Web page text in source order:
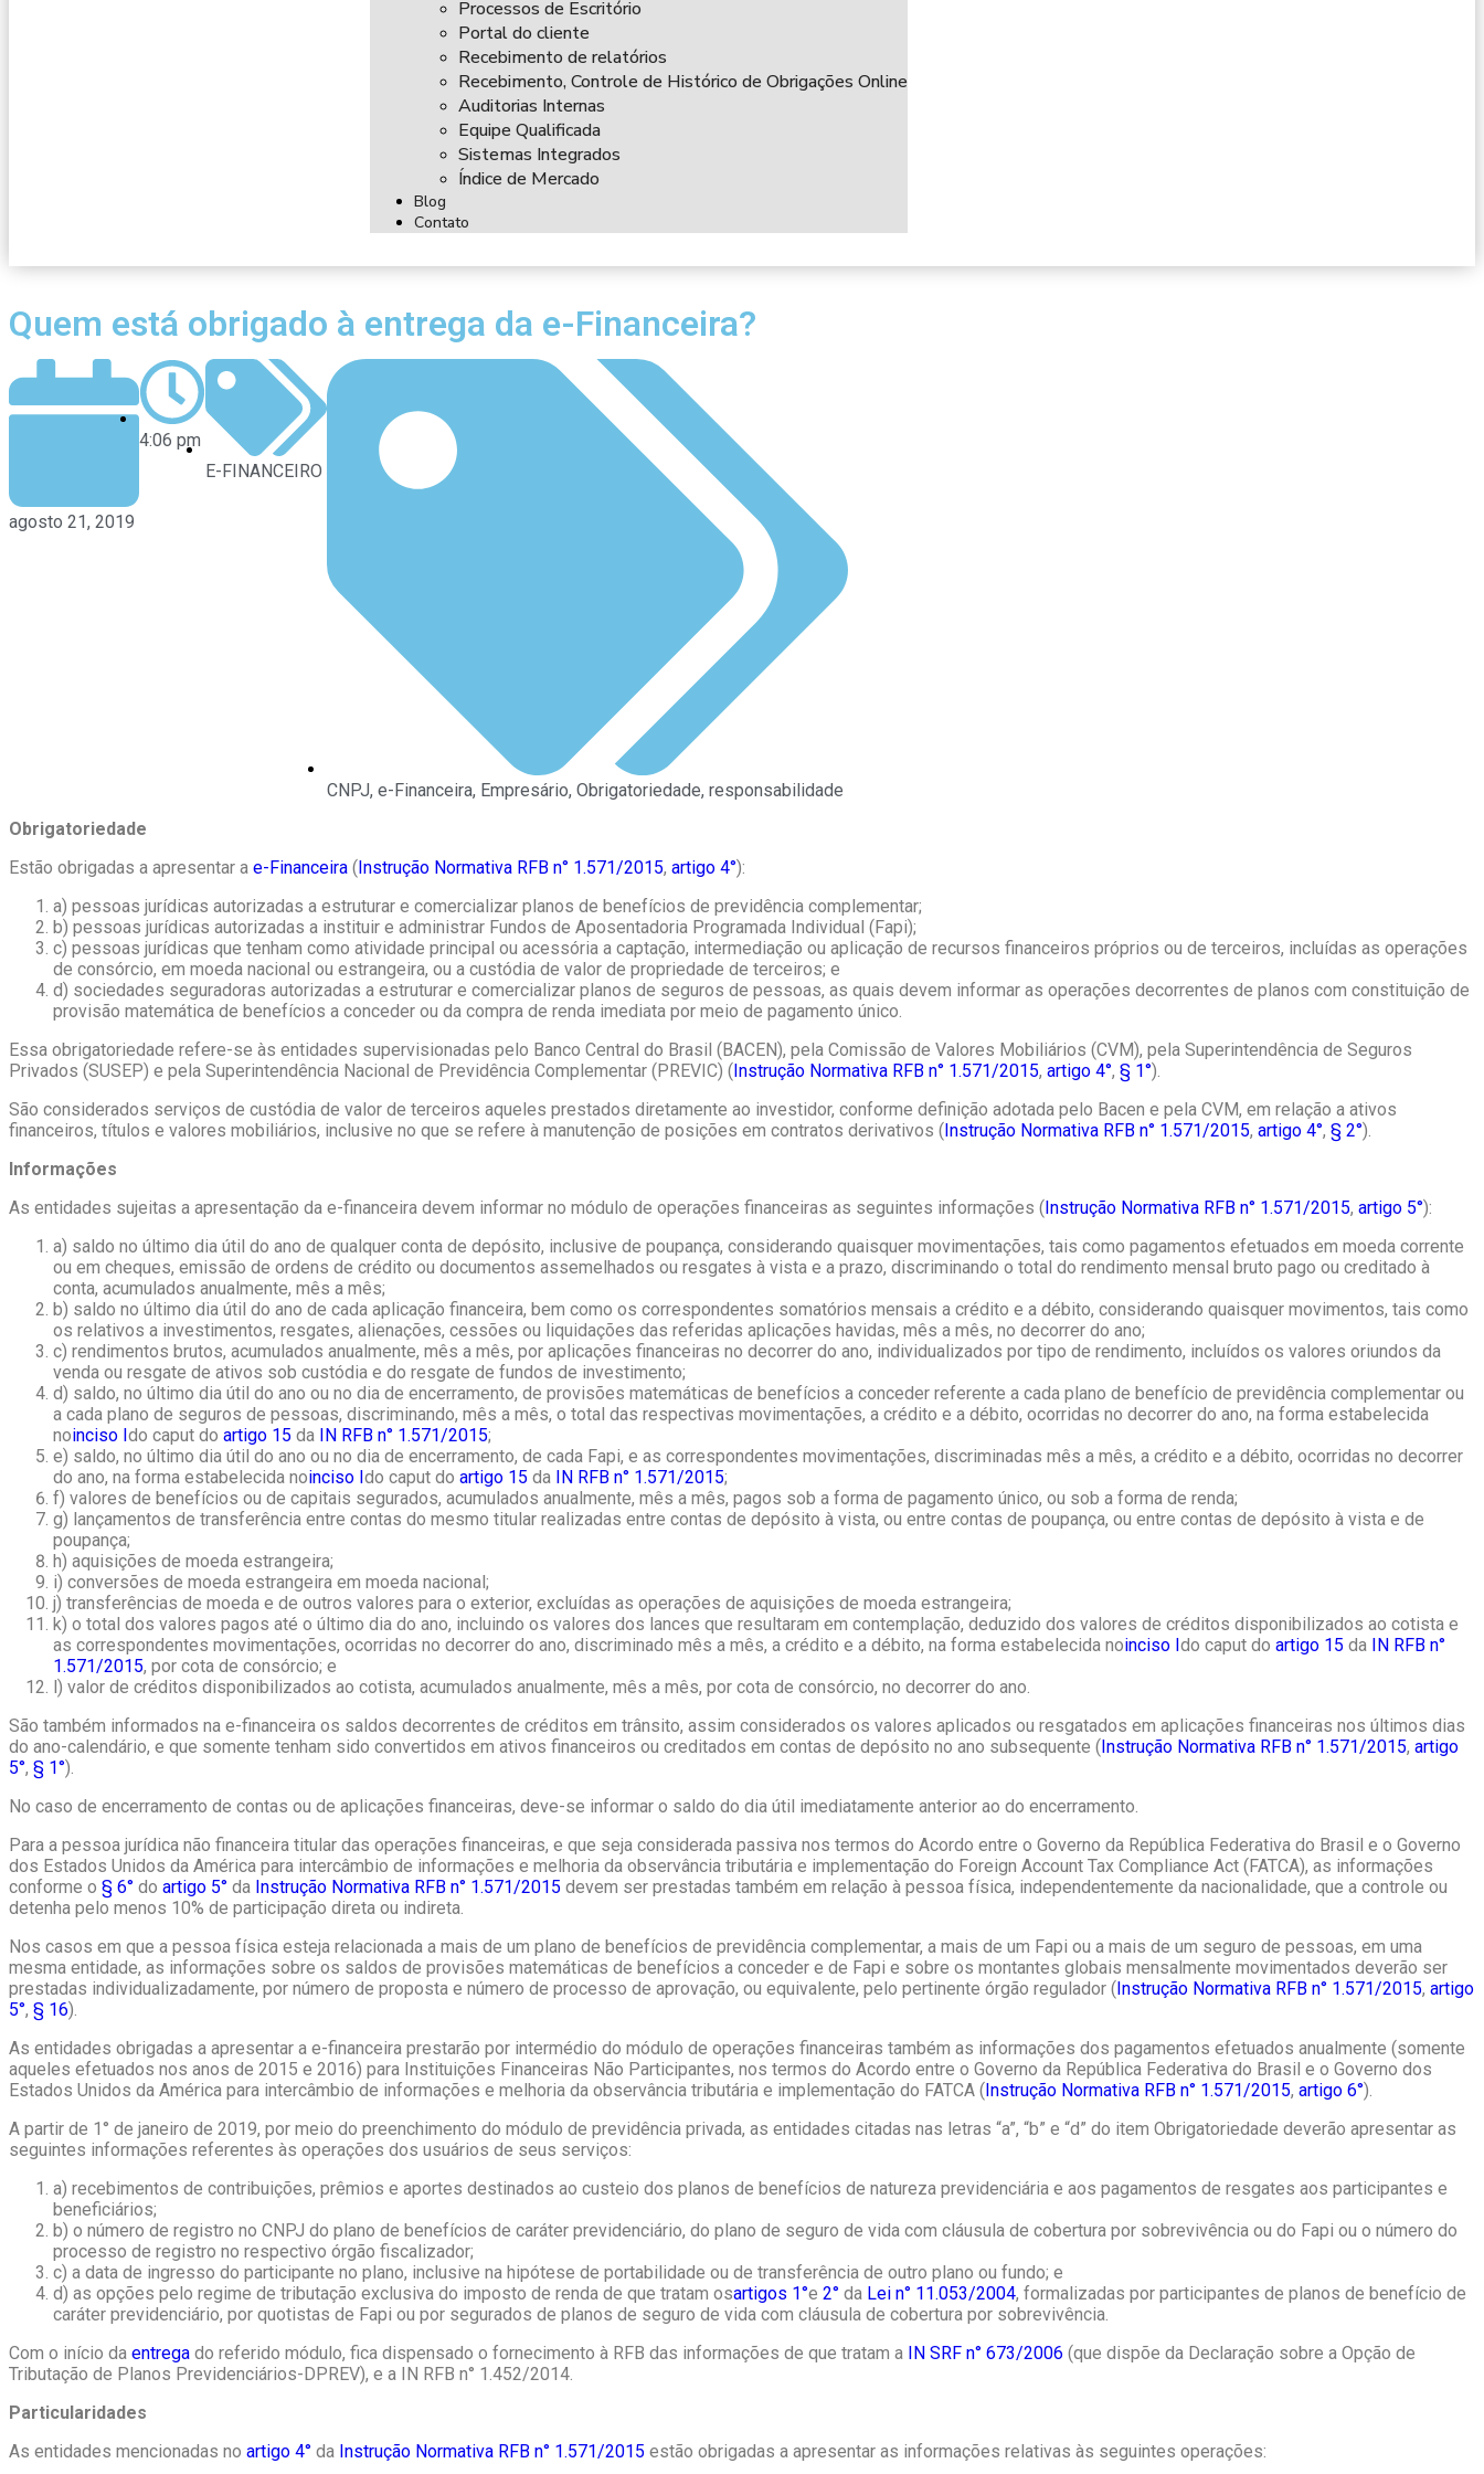
Processos de Escritório
Portal do cliente
Recebimento de relatórios
Recebimento, Controle de Histórico de Obrigações Online
Auditorias Internas
Equipe Qualificada
Sistemas Integrados
Índice de Mercado
Blog
Contato
Quem está obrigado à entrega da e-Financeira?
agosto 21, 2019
4:06 pm
E-FINANCEIRO
CNPJ, e-Financeira, Empresário, Obrigatoriedade, responsabilidade
Obrigatoriedade
Estão obrigadas a apresentar a e-Financeira (Instrução Normativa RFB n° 1.571/2015, artigo 4°):
a) pessoas jurídicas autorizadas a estruturar e comercializar planos de benefícios de previdência complementar;
b) pessoas jurídicas autorizadas a instituir e administrar Fundos de Aposentadoria Programada Individual (Fapi);
c) pessoas jurídicas que tenham como atividade principal ou acessória a captação, intermediação ou aplicação de recursos financeiros próprios ou de terceiros, incluídas as operações
de consórcio, em moeda nacional ou estrangeira, ou a custódia de valor de propriedade de terceiros; e
d) sociedades seguradoras autorizadas a estruturar e comercializar planos de seguros de pessoas, as quais devem informar as operações decorrentes de planos com constituição de
provisão matemática de benefícios a conceder ou da compra de renda imediata por meio de pagamento único.
Essa obrigatoriedade refere-se às entidades supervisionadas pelo Banco Central do Brasil (BACEN), pela Comissão de Valores Mobiliários (CVM), pela Superintendência de Seguros
Privados (SUSEP) e pela Superintendência Nacional de Previdência Complementar (PREVIC) (Instrução Normativa RFB n° 1.571/2015, artigo 4°, § 1°).
São considerados serviços de custódia de valor de terceiros aqueles prestados diretamente ao investidor, conforme definição adotada pelo Bacen e pela CVM, em relação a ativos
financeiros, títulos e valores mobiliários, inclusive no que se refere à manutenção de posições em contratos derivativos (Instrução Normativa RFB n° 1.571/2015, artigo 4°, § 2°).
Informações
As entidades sujeitas a apresentação da e-financeira devem informar no módulo de operações financeiras as seguintes informações (Instrução Normativa RFB n° 1.571/2015, artigo 5°):
a) saldo no último dia útil do ano de qualquer conta de depósito, inclusive de poupança, considerando quaisquer movimentações, tais como pagamentos efetuados em moeda corrente
ou em cheques, emissão de ordens de crédito ou documentos assemelhados ou resgates à vista e a prazo, discriminando o total do rendimento mensal bruto pago ou creditado à
conta, acumulados anualmente, mês a mês;
b) saldo no último dia útil do ano de cada aplicação financeira, bem como os correspondentes somatórios mensais a crédito e a débito, considerando quaisquer movimentos, tais como
os relativos a investimentos, resgates, alienações, cessões ou liquidações das referidas aplicações havidas, mês a mês, no decorrer do ano;
c) rendimentos brutos, acumulados anualmente, mês a mês, por aplicações financeiras no decorrer do ano, individualizados por tipo de rendimento, incluídos os valores oriundos da
venda ou resgate de ativos sob custódia e do resgate de fundos de investimento;
d) saldo, no último dia útil do ano ou no dia de encerramento, de provisões matemáticas de benefícios a conceder referente a cada plano de benefício de previdência complementar ou
a cada plano de seguros de pessoas, discriminando, mês a mês, o total das respectivas movimentações, a crédito e a débito, ocorridas no decorrer do ano, na forma estabelecida
noinciso Ido caput do artigo 15 da IN RFB n° 1.571/2015;
e) saldo, no último dia útil do ano ou no dia de encerramento, de cada Fapi, e as correspondentes movimentações, discriminadas mês a mês, a crédito e a débito, ocorridas no decorrer
do ano, na forma estabelecida noinciso Ido caput do artigo 15 da IN RFB n° 1.571/2015;
f) valores de benefícios ou de capitais segurados, acumulados anualmente, mês a mês, pagos sob a forma de pagamento único, ou sob a forma de renda;
g) lançamentos de transferência entre contas do mesmo titular realizadas entre contas de depósito à vista, ou entre contas de poupança, ou entre contas de depósito à vista e de
poupança;
h) aquisições de moeda estrangeira;
i) conversões de moeda estrangeira em moeda nacional;
j) transferências de moeda e de outros valores para o exterior, excluídas as operações de aquisições de moeda estrangeira;
k) o total dos valores pagos até o último dia do ano, incluindo os valores dos lances que resultaram em contemplação, deduzido dos valores de créditos disponibilizados ao cotista e
as correspondentes movimentações, ocorridas no decorrer do ano, discriminado mês a mês, a crédito e a débito, na forma estabelecida noinciso Ido caput do artigo 15 da IN RFB n°
1.571/2015, por cota de consórcio; e
l) valor de créditos disponibilizados ao cotista, acumulados anualmente, mês a mês, por cota de consórcio, no decorrer do ano.
São também informados na e-financeira os saldos decorrentes de créditos em trânsito, assim considerados os valores aplicados ou resgatados em aplicações financeiras nos últimos dias
do ano-calendário, e que somente tenham sido convertidos em ativos financeiros ou creditados em contas de depósito no ano subsequente (Instrução Normativa RFB n° 1.571/2015, artigo
5°, § 1°).
No caso de encerramento de contas ou de aplicações financeiras, deve-se informar o saldo do dia útil imediatamente anterior ao do encerramento.
Para a pessoa jurídica não financeira titular das operações financeiras, e que seja considerada passiva nos termos do Acordo entre o Governo da República Federativa do Brasil e o Governo
dos Estados Unidos da América para intercâmbio de informações e melhoria da observância tributária e implementação do Foreign Account Tax Compliance Act (FATCA), as informações
conforme o § 6° do artigo 5° da Instrução Normativa RFB n° 1.571/2015 devem ser prestadas também em relação à pessoa física, independentemente da nacionalidade, que a controle ou
detenha pelo menos 10% de participação direta ou indireta.
Nos casos em que a pessoa física esteja relacionada a mais de um plano de benefícios de previdência complementar, a mais de um Fapi ou a mais de um seguro de pessoas, em uma
mesma entidade, as informações sobre os saldos de provisões matemáticas de benefícios a conceder e de Fapi e sobre os montantes globais mensalmente movimentados deverão ser
prestadas individualizadamente, por número de proposta e número de processo de aprovação, ou equivalente, pelo pertinente órgão regulador (Instrução Normativa RFB n° 1.571/2015, artigo
5°, § 16).
As entidades obrigadas a apresentar a e-financeira prestarão por intermédio do módulo de operações financeiras também as informações dos pagamentos efetuados anualmente (somente
aqueles efetuados nos anos de 2015 e 2016) para Instituições Financeiras Não Participantes, nos termos do Acordo entre o Governo da República Federativa do Brasil e o Governo dos
Estados Unidos da América para intercâmbio de informações e melhoria da observância tributária e implementação do FATCA (Instrução Normativa RFB n° 1.571/2015, artigo 6°).
A partir de 1° de janeiro de 2019, por meio do preenchimento do módulo de previdência privada, as entidades citadas nas letras “a”, “b” e “d” do item Obrigatoriedade deverão apresentar as
seguintes informações referentes às operações dos usuários de seus serviços:
a) recebimentos de contribuições, prêmios e aportes destinados ao custeio dos planos de benefícios de natureza previdenciária e aos pagamentos de resgates aos participantes e
beneficiários;
b) o número de registro no CNPJ do plano de benefícios de caráter previdenciário, do plano de seguro de vida com cláusula de cobertura por sobrevivência ou do Fapi ou o número do
processo de registro no respectivo órgão fiscalizador;
c) a data de ingresso do participante no plano, inclusive na hipótese de portabilidade ou de transferência de outro plano ou fundo; e
d) as opções pelo regime de tributação exclusiva do imposto de renda de que tratam osartigos 1°e 2° da Lei n° 11.053/2004, formalizadas por participantes de planos de benefício de
caráter previdenciário, por quotistas de Fapi ou por segurados de planos de seguro de vida com cláusula de cobertura por sobrevivência.
Com o início da entrega do referido módulo, fica dispensado o fornecimento à RFB das informações de que tratam a IN SRF n° 673/2006 (que dispõe da Declaração sobre a Opção de
Tributação de Planos Previdenciários-DPREV), e a IN RFB n° 1.452/2014.
Particularidades
As entidades mencionadas no artigo 4° da Instrução Normativa RFB n° 1.571/2015 estão obrigadas a apresentar as informações relativas às seguintes operações: